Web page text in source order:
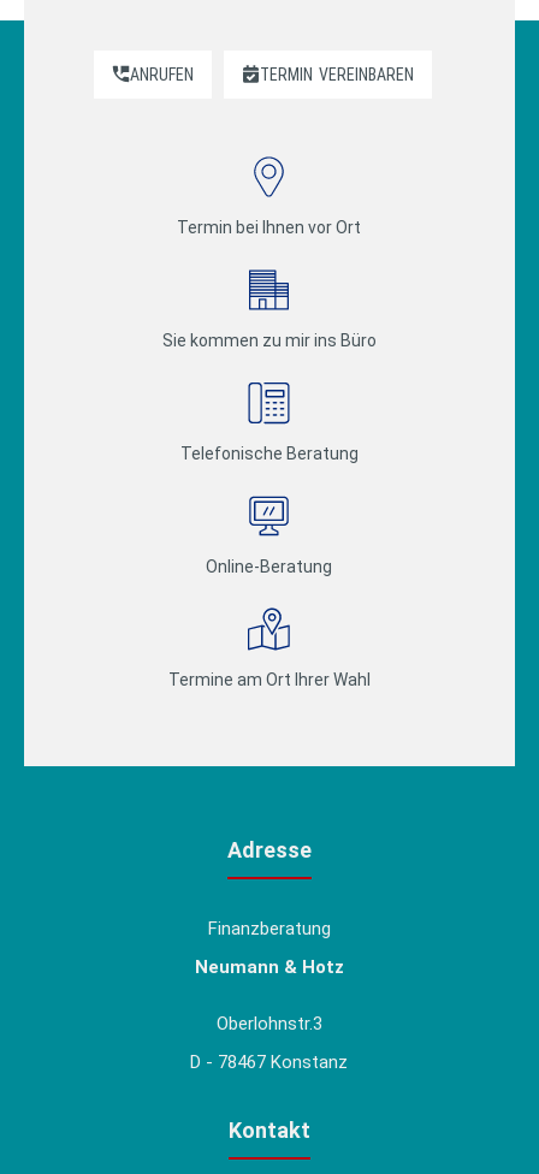
ANRUFEN TERMIN VEREINBAREN
Termin bei Ihnen vor Ort
Sie kommen zu mir ins Büro
Telefonische Beratung
Online-Beratung
Termine am Ort Ihrer Wahl
Adresse
Finanzberatung
Neumann & Hotz
Oberlohnstr.3
D - 78467 Konstanz
Kontakt